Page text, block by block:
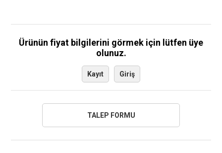
Ürünün fiyat bilgilerini görmek için lütfen üye
olunuz.
Kayıt Giriş